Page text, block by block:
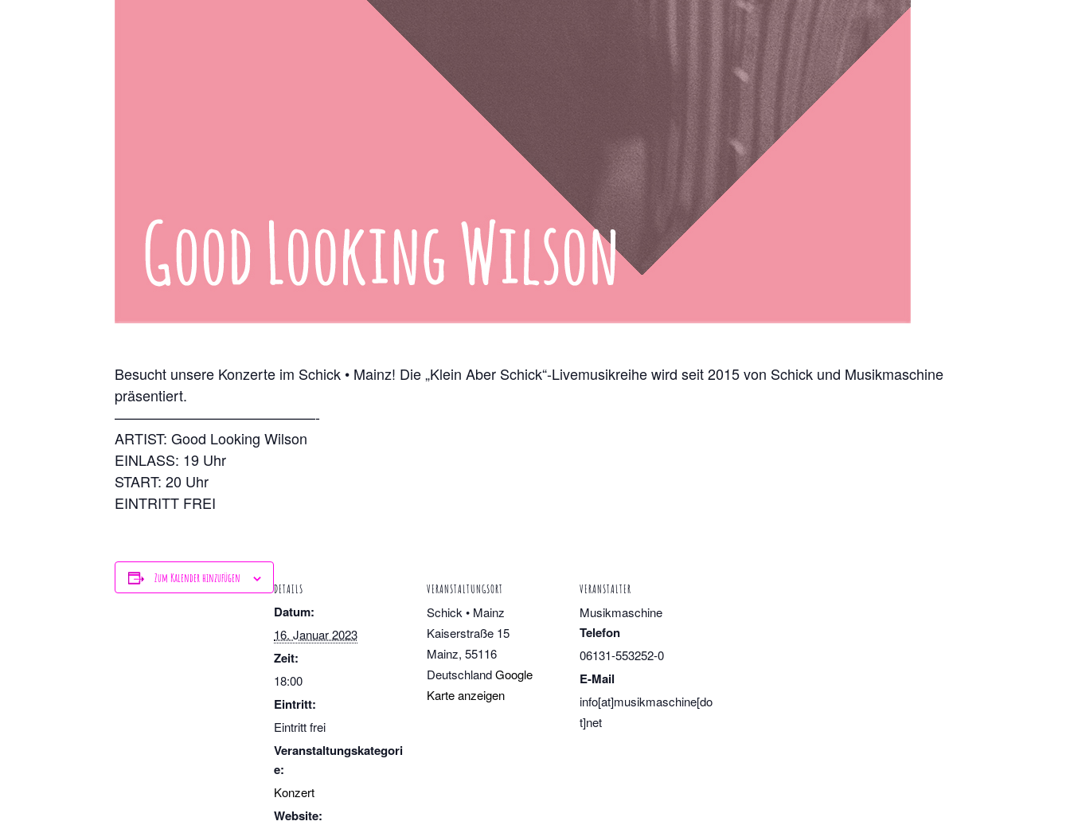
Besucht unsere Konzerte im Schick • Mainz! Die „Klein Aber Schick“-Livemusikreihe wird seit 2015 von Schick und Musikmaschine
präsentiert.
——————————————-
ARTIST: Good Looking Wilson
EINLASS: 19 Uhr
START: 20 Uhr
EINTRITT FREI
Zum Kalender hinzufügen
DETAILS
Datum:
16. Januar 2023
Zeit:
18:00
Eintritt:
Eintritt frei
Veranstaltungskategori
e:
Konzert
Website:
VERANSTALTUNGSORT
Schick • Mainz
Kaiserstraße 15
Mainz, 55116
DeutschlandGoogle
Karte anzeigen
VERANSTALTER
Musikmaschine
Telefon
06131-553252-0
E-Mail
info[at]musikmaschine[do
t]net